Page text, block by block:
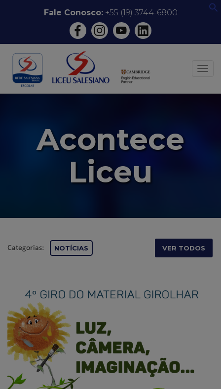
conteúdo
Fale Conosco:+55 (19) 3744-6800
Acontece
Liceu
Categorias: NOTÍCIAS VER TODOS